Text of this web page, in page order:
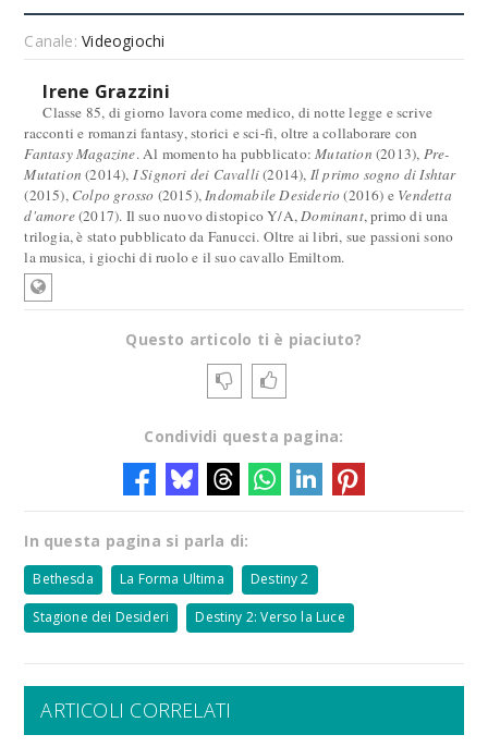
Canale:Videogiochi
Irene Grazzini
Classe 85, di giorno lavora come medico, di notte legge e scrive
racconti e romanzi fantasy, storici e sci-fi, oltre a collaborare con
Fantasy Magazine. Al momento ha pubblicato:Mutation (2013), Pre-
Mutation (2014), I Signori dei Cavalli(2014), Il primo sogno di Ishtar
(2015), Colpo grosso (2015),Indomabile Desiderio (2016) e Vendetta
d'amore(2017). Il suo nuovo distopico Y/A,Dominant, primo di una
trilogia, è stato pubblicato da Fanucci. Oltre ai libri, sue passioni sono
la musica, i giochi di ruolo e il suo cavallo Emiltom.
Questo articolo ti è piaciuto?
Condividi questa pagina:
In questa pagina si parla di:
Bethesda La Forma Ultima Destiny 2
Stagione dei Desideri Destiny 2: Verso la Luce
ARTICOLI CORRELATI